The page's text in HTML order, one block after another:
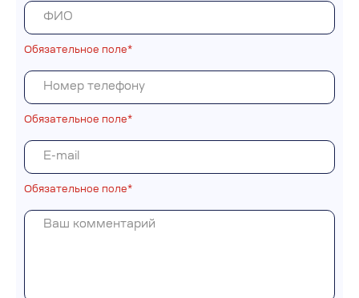
Обязательное поле*
Обязательное поле*
Обязательное поле*